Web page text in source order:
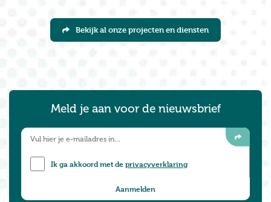
Bekijk al onze projecten en diensten
Meld je aan voor de nieuwsbrief
Ik ga akkoord met deprivacyverklaring